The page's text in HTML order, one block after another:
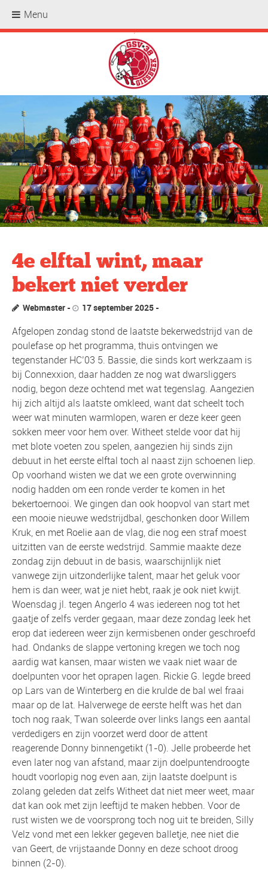
.
4e elftal wint, maar
bekert niet verder
Webmaster 17 september 2025
Afgelopen zondag stond de laatste bekerwedstrijd van de
poulefase op het programma, thuis ontvingen we
tegenstander HC’03 5. Bassie, die sinds kort werkzaam is
bij Connexxion, daar hadden ze nog wat dwarsliggers
nodig, begon deze ochtend met wat tegenslag. Aangezien
hij zich altijd als laatste omkleed, want dat scheelt toch
weer wat minuten warmlopen, waren er deze keer geen
sokken meer voor hem over. Witheet stelde voor dat hij
met blote voeten zou spelen, aangezien hij sinds zijn
debuut in het eerste elftal toch al naast zijn schoenen liep.
Op voorhand wisten we dat we een grote overwinning
nodig hadden om een ronde verder te komen in het
bekertoernooi. We gingen dan ook hoopvol van start met
een mooie nieuwe wedstrijdbal, geschonken door Willem
Kruk, en met Roelie aan de vlag, die nog een straf moest
uitzitten van de eerste wedstrijd. Sammie maakte deze
zondag zijn debuut in de basis, waarschijnlijk niet
vanwege zijn uitzonderlijke talent, maar het geluk voor
hem is dan weer, wat je niet hebt, raak je ook niet kwijt.
Woensdag jl. tegen Angerlo 4 was iedereen nog tot het
gaatje of zelfs verder gegaan, maar deze zondag leek het
erop dat iedereen weer zijn kermisbenen onder geschroefd
had. Ondanks de slappe vertoning kregen we toch nog
aardig wat kansen, maar wisten we vaak niet waar de
doelpunten voor het oprapen lagen. Rickie G. legde breed
op Lars van de Winterberg en die krulde de bal wel fraai
maar op de lat. Halverwege de eerste helft was het dan
toch nog raak, Twan soleerde over links langs een aantal
verdedigers en zijn voorzet werd door de attent
reagerende Donny binnengetikt (1-0). Jelle probeerde het
even later nog van afstand, maar zijn doelpuntendroogte
houdt voorlopig nog even aan, zijn laatste doelpunt is
zolang geleden dat zelfs Witheet dat niet meer weet, maar
dat kan ook met zijn leeftijd te maken hebben. Voor de
rust wisten we de voorsprong toch nog uit te breiden, Silly
Velz vond met een lekker gegeven balletje, nee niet die
van Geert, de vrijstaande Donny en deze schoot droog
binnen (2-0).
Menu